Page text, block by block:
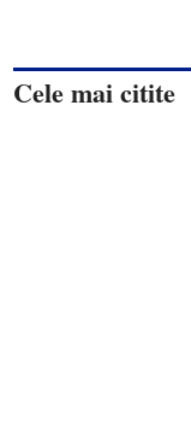
Cele mai citite